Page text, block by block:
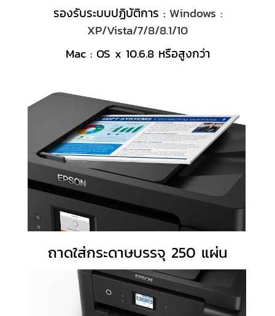
รองรับระบบปฏิบัติการ : Windows :
XP/Vista/7/8/8.1/10
Mac : OS x 10.6.8 หรือสูงกว่า
ถาดใส่กระดาษบรรจุ 250 แผ่น